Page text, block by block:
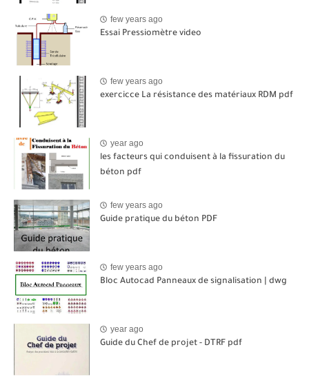
few years ago
Essai Pressiomètre video
few years ago
exercicce La résistance des matériaux RDM pdf
year ago
les facteurs qui conduisent à la fissuration du
béton pdf
few years ago
Guide pratique du béton PDF
few years ago
Bloc Autocad Panneaux de signalisation | dwg
year ago
Guide du Chef de projet - DTRF pdf